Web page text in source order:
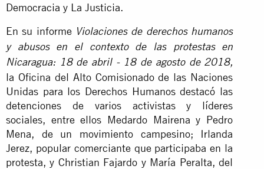
Democracia y La Justicia.
En su informe Violaciones de derechos humanos
y abusos en el contexto de las protestas en
Nicaragua: 18 de abril - 18 de agosto de 2018,
la Oficina del Alto Comisionado de las Naciones
Unidas para los Derechos Humanos destacó las
detenciones de varios activistas y líderes
sociales, entre ellos Medardo Mairena y Pedro
Mena, de un movimiento campesino; Irlanda
Jerez, popular comerciante que participaba en la
protesta, y Christian Fajardo y María Peralta, del